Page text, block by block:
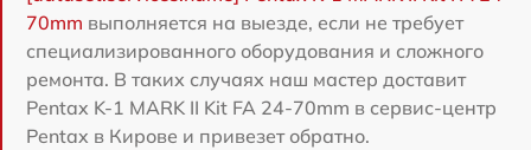
70mm выполняется на выезде, если не требует
специализированного оборудования и сложного
ремонта. В таких случаях наш мастер доставит
Pentax K-1 MARK II Kit FA 24-70mm в сервис-центр
Pentax в Кирове и привезет обратно.